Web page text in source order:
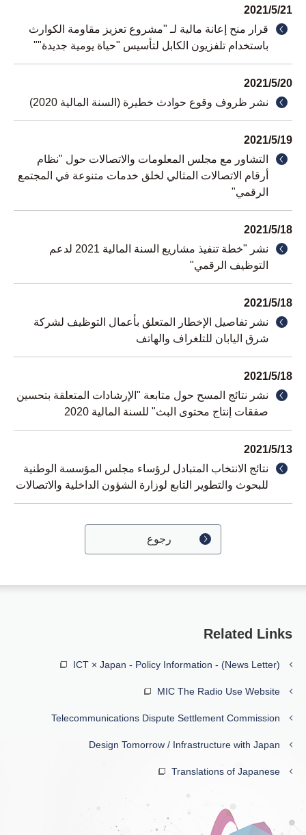
21
/
5
/
2021
قرار منح إعانة مالية لـ "مشروع تعزيز مقاومة الكوارث
باستخدام تلفزيون الكابل لتأسيس "حياة يومية جديدة""
20
/
5
/
2021
نشر ظروف وقوع حوادث خطيرة (السنة المالية 2020)
19
/
5
/
2021
التشاور مع مجلس المعلومات والاتصالات حول "نظام
أرقام الاتصالات المثالي لخلق خدمات متنوعة في المجتمع
الرقمي"
18
/
5
/
2021
نشر "خطة تنفيذ مشاريع السنة المالية 2021 لدعم
التوظيف الرقمي"
18
/
5
/
2021
نشر تفاصيل الإخطار المتعلق بأعمال التوظيف لشركة
شرق اليابان للتلغراف والهاتف
18
/
5
/
2021
نشر نتائج المسح حول متابعة "الإرشادات المتعلقة بتحسين
صفقات إنتاج محتوى البث" للسنة المالية 2020
13
/
5
/
2021
نتائج الانتخاب المتبادل لرؤساء مجلس المؤسسة الوطنية
للبحوث والتطوير التابع لوزارة الشؤون الداخلية والاتصالات
رجوع
Related Links
ICT × Japan - Policy Information - (News Letter)
MIC The Radio Use Website
Telecommunications Dispute Settlement Commission
Design Tomorrow / Infrastructure with Japan
Translations of Japanese